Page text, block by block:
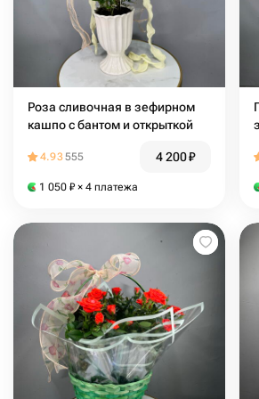
Роза сливочная в зефирном
кашпо с бантом и открыткой
4.93555 4 200₽
1 050 ₽ × 4 платежа